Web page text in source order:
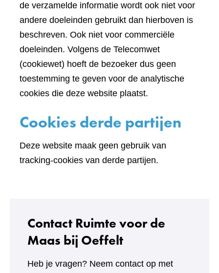
de verzamelde informatie wordt ook niet voor
andere doeleinden gebruikt dan hierboven is
beschreven. Ook niet voor commerciële
doeleinden. Volgens de Telecomwet
(cookiewet) hoeft de bezoeker dus geen
toestemming te geven voor de analytische
cookies die deze website plaatst.
Cookies derde partijen
Deze website maak geen gebruik van
tracking-cookies van derde partijen.
Contact Ruimte voor de
Maas bij Oeffelt
Heb je vragen? Neem contact op met